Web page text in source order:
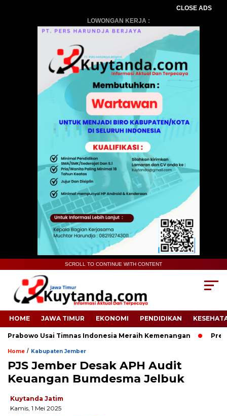
CLOSE ADS
LOWONGAN KERJA :
SCROLL TO CONTINUE WITH CONTENT
HOME JAWA TIMUR EKONOMI PENDIDIKAN
Usai Timnas Indonesia Meraih Kemenangan
Home / Kabupaten Jember
PJS Jember Desak APH Audit
Keuangan Bumdesma Jelbuk
Kuytanda Jatim
Kamis, 1 Mei 2025